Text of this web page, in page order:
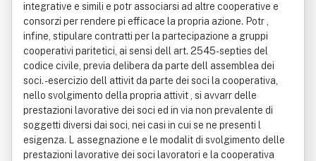
integrative e simili e potr associarsi ad altre cooperative e
consorzi per rendere pi efficace la propria azione. Potr ,
infine, stipulare contratti per la partecipazione a gruppi
cooperativi paritetici, ai sensi dell art. 2545-septies del
codice civile, previa delibera da parte dell assemblea dei
soci. - esercizio dell attivit da parte dei soci la cooperativa,
nello svolgimento della propria attivit , si avvarr delle
prestazioni lavorative dei soci ed in via non prevalente di
soggetti diversi dai soci, nei casi in cui se ne presenti l
esigenza. L assegnazione e le modalit di svolgimento delle
prestazioni lavorative dei soci lavoratori e la cooperativa